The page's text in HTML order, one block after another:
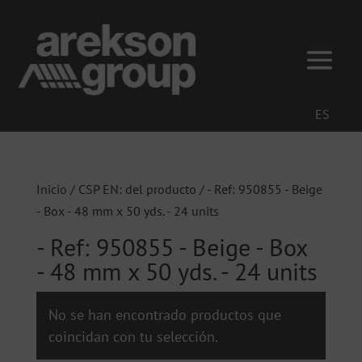
ES
Inicio / CSP EN: del producto / - Ref: 950855 - Beige
- Box - 48 mm x 50 yds. - 24 units
- Ref: 950855 - Beige - Box
- 48 mm x 50 yds. - 24 units
No se han encontrado productos que
coincidan con tu selección.